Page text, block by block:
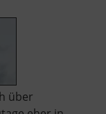
über